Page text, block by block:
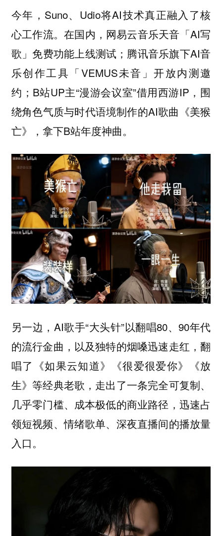
今年，Suno、Udio将AI技术真正融入了核
心工作流。在国内，网易云音乐天音「AI写
歌」免费功能上线测试；腾讯音乐旗下AI音
乐创作工具「VEMUS未音」开放内测邀
约；B站UP主“漫游会议室”借用西游IP，围
绕角色气质与时代语境制作的AI歌曲《美猴
亡》，拿下B站年度神曲。
另一边，AI歌手“大头针”以翻唱80、90年代
的流行金曲，以及独特的烟嗓迅速走红，翻
唱了《如果云知道》《很爱很爱你》《放
生》等经典老歌，走出了一条完全可复制、
几乎零门槛、成本极低的商业路径，迅速占
领短视频、情绪歌单、深夜直播间的播放量
入口。